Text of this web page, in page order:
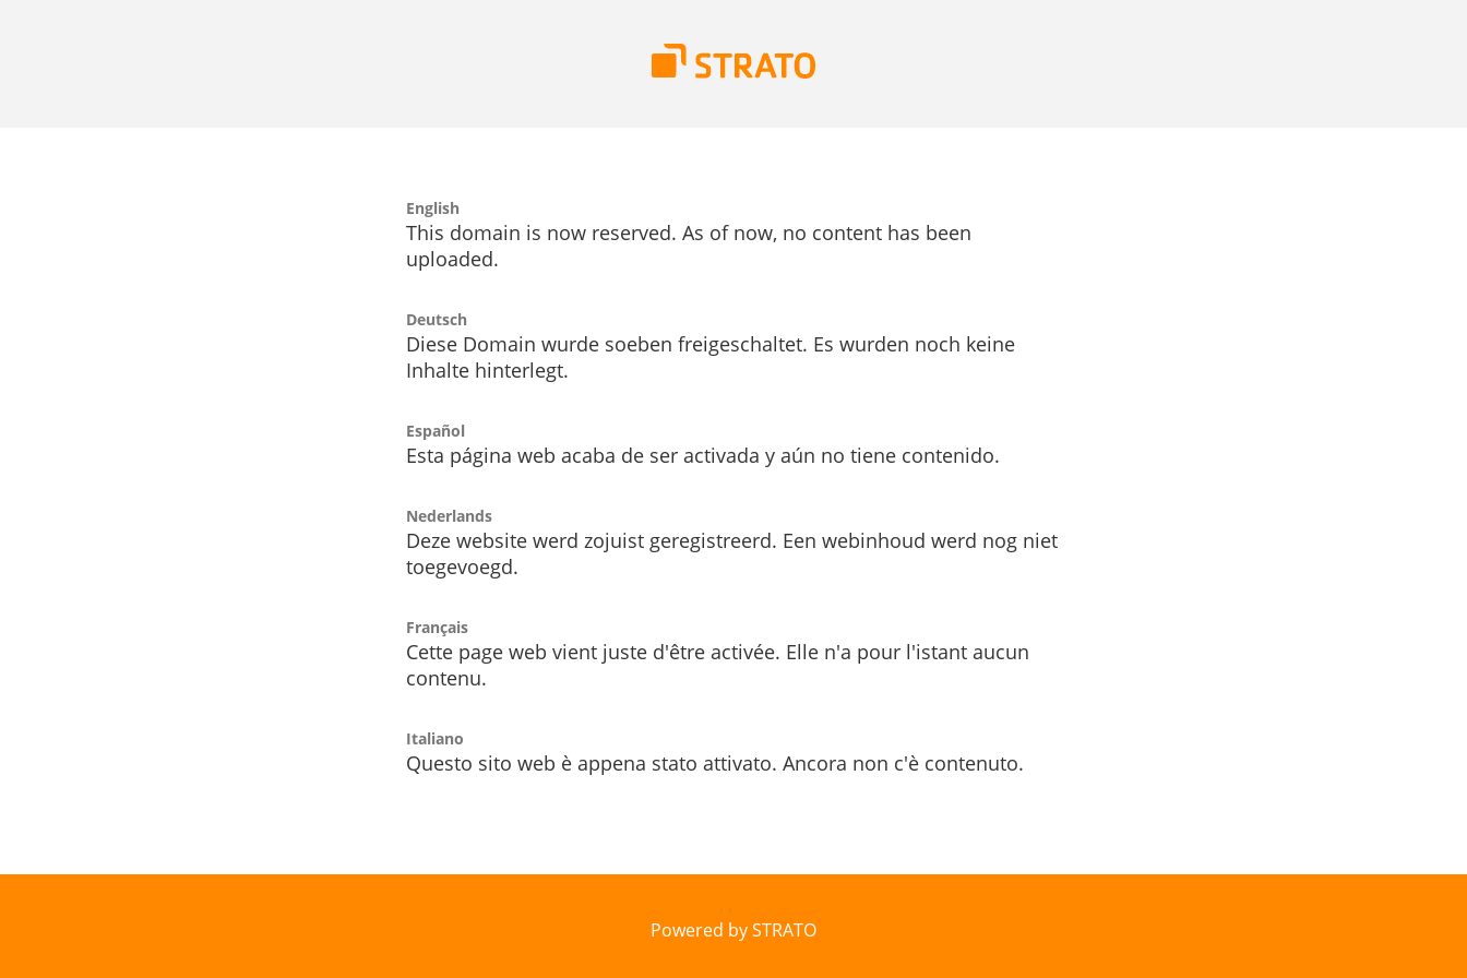
English
This domain is now reserved. As of now, no content has been
uploaded.
Deutsch
Diese Domain wurde soeben freigeschaltet. Es wurden noch keine
Inhalte hinterlegt.
Español
Esta página web acaba de ser activada y aún no tiene contenido.
Nederlands
Deze website werd zojuist geregistreerd. Een webinhoud werd nog niet
toegevoegd.
Français
Cette page web vient juste d'être activée. Elle n'a pour l'istant aucun
contenu.
Italiano
Questo sito web è appena stato attivato. Ancora non c'è contenuto.
Powered by STRATO